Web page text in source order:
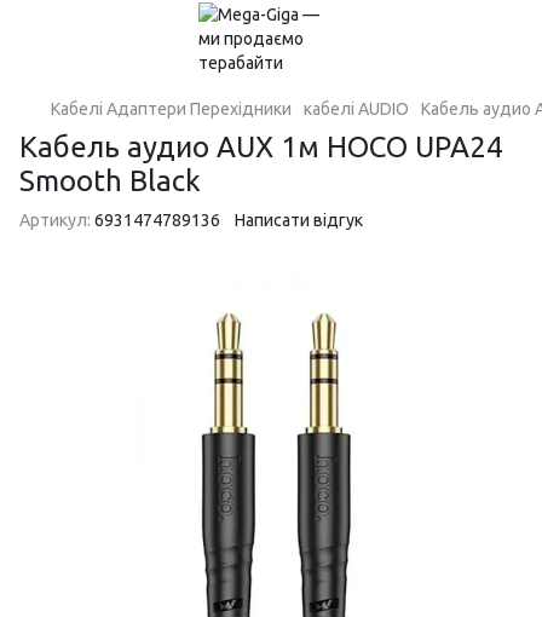
Кабелі Адаптери Перехідники кабелі AUDIO Кабель аудио
Кабель аудио AUX 1м HOCO UPA24
Smooth Black
Артикул: 6931474789136 Написати відгук